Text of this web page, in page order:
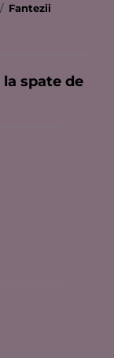
Categorii
Fantezii
spate de